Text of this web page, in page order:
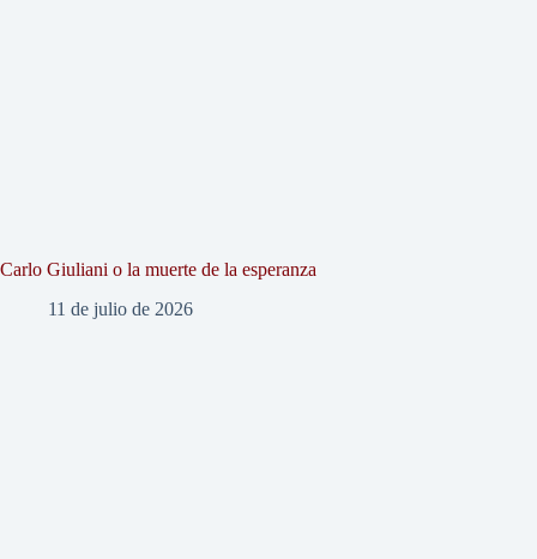
Carlo Giuliani o la muerte de la esperanza
11 de julio de 2026